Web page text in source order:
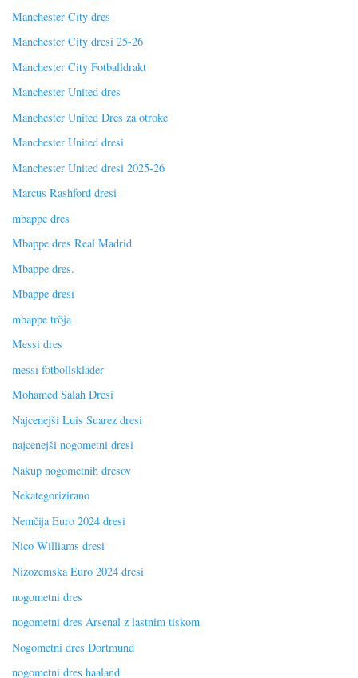
Manchester City dres
Manchester City dresi 25-26
Manchester City Fotballdrakt
Manchester United dres
Manchester United Dres za otroke
Manchester United dresi
Manchester United dresi 2025-26
Marcus Rashford dresi
mbappe dres
Mbappe dres Real Madrid
Mbappe dres.
Mbappe dresi
mbappe tröja
Messi dres
messi fotbollskläder
Mohamed Salah Dresi
Najcenejši Luis Suarez dresi
najcenejši nogometni dresi
Nakup nogometnih dresov
Nekategorizirano
Nemčija Euro 2024 dresi
Nico Williams dresi
Nizozemska Euro 2024 dresi
nogometni dres
nogometni dres Arsenal z lastnim tiskom
Nogometni dres Dortmund
nogometni dres haaland